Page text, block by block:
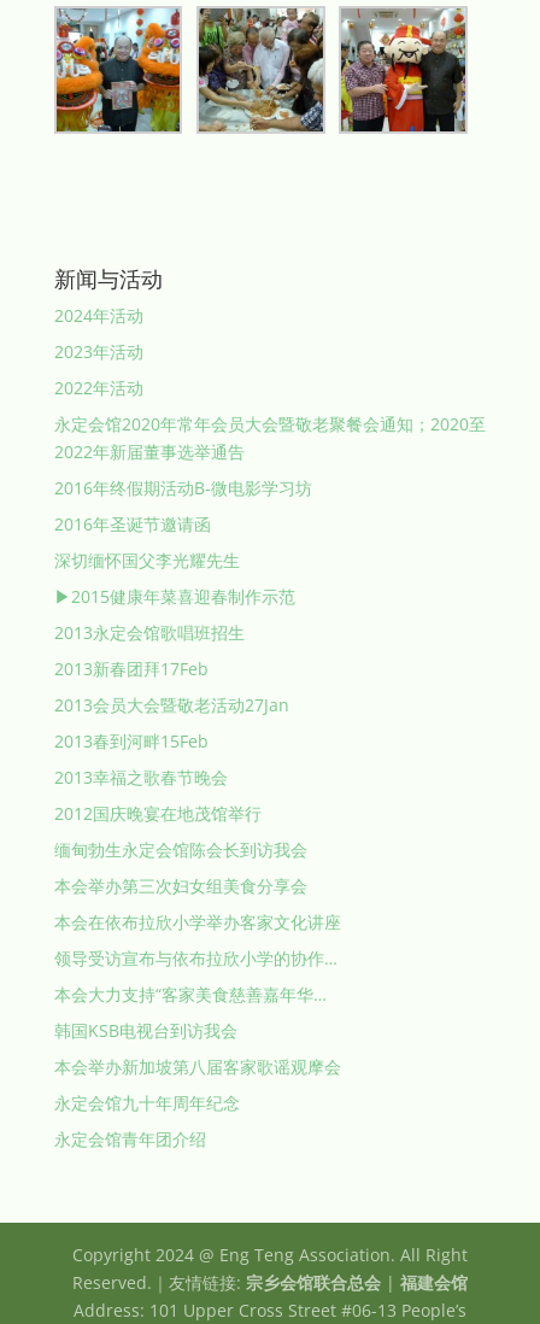
新闻与活动
2024年活动
2023年活动
2022年活动
永定会馆2020年常年会员大会暨敬老聚餐会通知；2020至
2022年新届董事选举通告
2016年终假期活动B-微电影学习坊
2016年圣诞节邀请函
深切缅怀国父李光耀先生
▶2015健康年菜喜迎春制作示范
2013永定会馆歌唱班招生
2013新春团拜17Feb
2013会员大会暨敬老活动27Jan
2013春到河畔15Feb
2013幸福之歌春节晚会
2012国庆晚宴在地茂馆举行
缅甸勃生永定会馆陈会长到访我会
本会举办第三次妇女组美食分享会
本会在依布拉欣小学举办客家文化讲座
领导受访宣布与依布拉欣小学的协作…
本会大力支持“客家美食慈善嘉年华…
韩国KSB电视台到访我会
本会举办新加坡第八届客家歌谣观摩会
永定会馆九十年周年纪念
永定会馆青年团介绍
Copyright 2024 @ Eng Teng Association. All Right
Reserved.｜友情链接: 宗乡会馆联合总会| 福建会馆
Address: 101 Upper Cross Street #06-13 People’s